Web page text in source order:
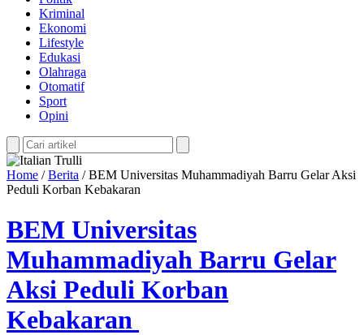
Kriminal
Ekonomi
Lifestyle
Edukasi
Olahraga
Otomatif
Sport
Opini
Home /Berita /BEM Universitas Muhammadiyah Barru Gelar Aksi
Peduli Korban Kebakaran
BEM Universitas
Muhammadiyah Barru Gelar
Aksi Peduli Korban
Kebakaran